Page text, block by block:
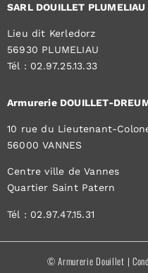
SARL DOUILLET PLUMELIAU
Lieu dit Kerledorz
56930 PLUMELIAU
Tél : 02.97.25.13.33
Armurerie DOUILLET-
10 rue du Lieutenant-
56000 VANNES
Centre ville de Vannes
Quartier Saint Patern
Tél : 02.97.47.15.31
© Armurerie Douillet |